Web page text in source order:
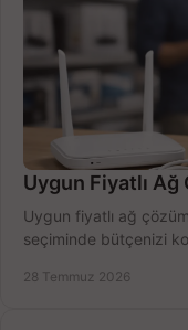
Uygun Fiyatlı
Uygun fiyatlı ağ
seçiminde bütçenizi
28 Temmuz 2026